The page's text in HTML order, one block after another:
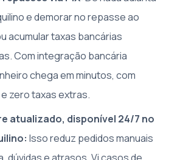
e demorar no repasse ao
acumular taxas bancárias
Com integração bancária
chega em minutos, com
zero taxas extras.
atualizado, disponível 24/7 no
Isso reduz pedidos manuais